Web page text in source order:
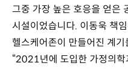
그중 가장 높은 호응을 얻은
시설이었습니다. 이동욱 책
헬스케어존이 만들어진 계
“2021년에 도입한 가정의